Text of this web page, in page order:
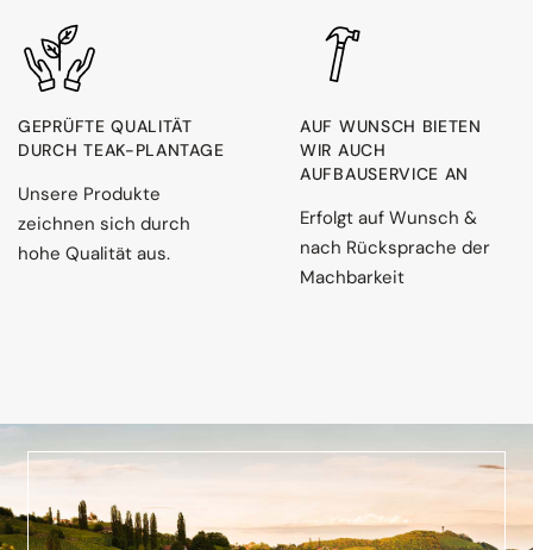
GEPRÜFTE QUALITÄT
DURCH TEAK-PLANTAGE
Unsere Produkte
zeichnen sich durch
hohe Qualität aus.
AUF WUNSCH BIETEN
WIR AUCH
AUFBAUSERVICE AN
Erfolgt auf Wunsch &
nach Rücksprache der
Machbarkeit